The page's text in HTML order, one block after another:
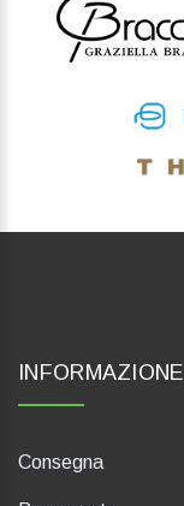
INFORMAZIONE
Consegna